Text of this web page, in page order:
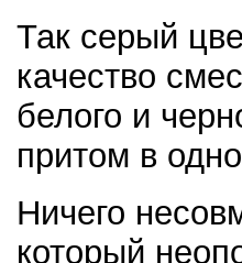
Так серый
качество
белого и
притом в
Ничего
который